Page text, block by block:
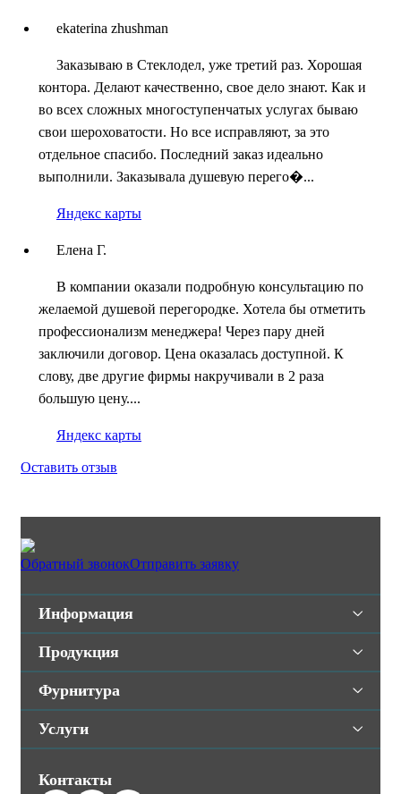
ekaterina zhushman
Заказываю в Стеклодел, уже третий раз. Хорошая
контора. Делают качественно, свое дело знают. Как и
во всех сложных многоступенчатых услугах бываю
свои шероховатости. Но все исправляют, за это
отдельное спасибо. Последний заказ идеально
выполнили. Заказывала душевую перего�...
Яндекс карты
Елена Г.
В компании оказали подробную консультацию по
желаемой душевой перегородке. Хотела бы отметить
профессионализм менеджера! Через пару дней
заключили договор. Цена оказалась доступной. К
слову, две другие фирмы накручивали в 2 раза
большую цену....
Яндекс карты
Оставить отзыв
Обратный звонокОтправить заявку
Информация
Продукция
Фурнитура
Услуги
Контакты